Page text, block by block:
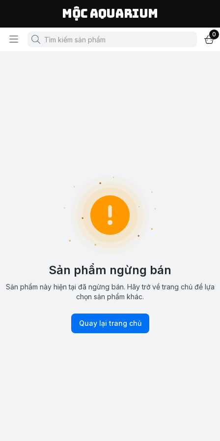
Mộc Aquarium
0
Sản phẩm ngừng bán
Sản phẩm này hiện tại đã ngừng bán. Hãy trở về trang chủ để lựa
chọn sản phẩm khác.
Quay lại trang chủ